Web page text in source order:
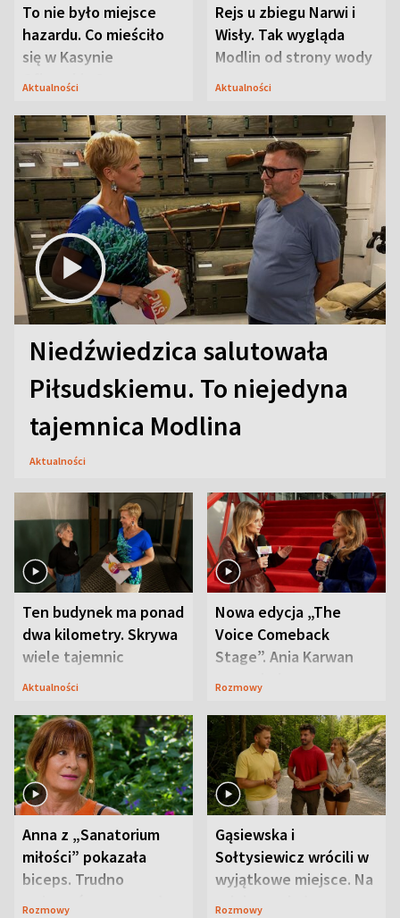
To nie było miejsce
hazardu. Co mieściło
się w Kasynie
Oficerskim?
Aktualności
Rejs u zbiegu Narwi i
Wisły. Tak wygląda
Modlin od strony wody
Aktualności
Niedźwiedzica salutowała
Piłsudskiemu. To niejedyna
tajemnica Modlina
Aktualności
Ten budynek ma ponad
dwa kilometry. Skrywa
wiele tajemnic
Aktualności
Nowa edycja „The
Voice Comeback
Stage”. Ania Karwan
zapowiada
Rozmowy
Anna z „Sanatorium
miłości” pokazała
biceps. Trudno
uwierzyć, co przeszła
Rozmowy
Gąsiewska i
Sołtysiewicz wrócili w
wyjątkowe miejsce. Na
szlaku czekał
Rozmowy